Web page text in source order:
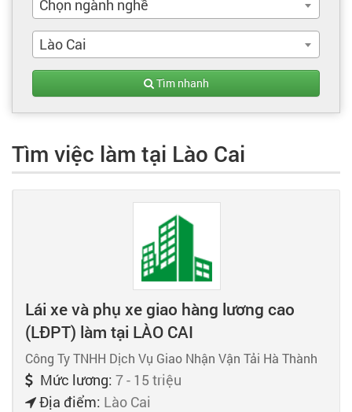
Tìm việc làm
Tạo hồ sơ
Cẩm nang việc làm
Bạn cần tuyển người
Chọn ngành nghề
Lào Cai
Tìm nhanh
Tìm việc làm tại Lào Cai
Lái xe và phụ xe giao hàng lương cao
(LĐPT) làm tại LÀO CAI
Công Ty TNHH Dịch Vụ Giao Nhận Vận Tải Hà Thành
Mức lương: 7 - 15 triệu
Địa điểm: Lào Cai